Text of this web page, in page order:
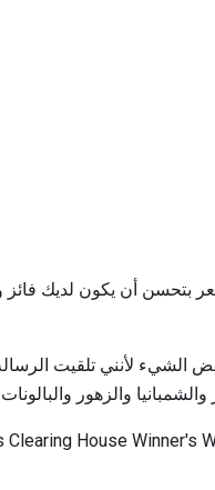
بتحسن أن يكون لديك فائز
الشيء لأنني تلقيت
والشمبانيا والزهور